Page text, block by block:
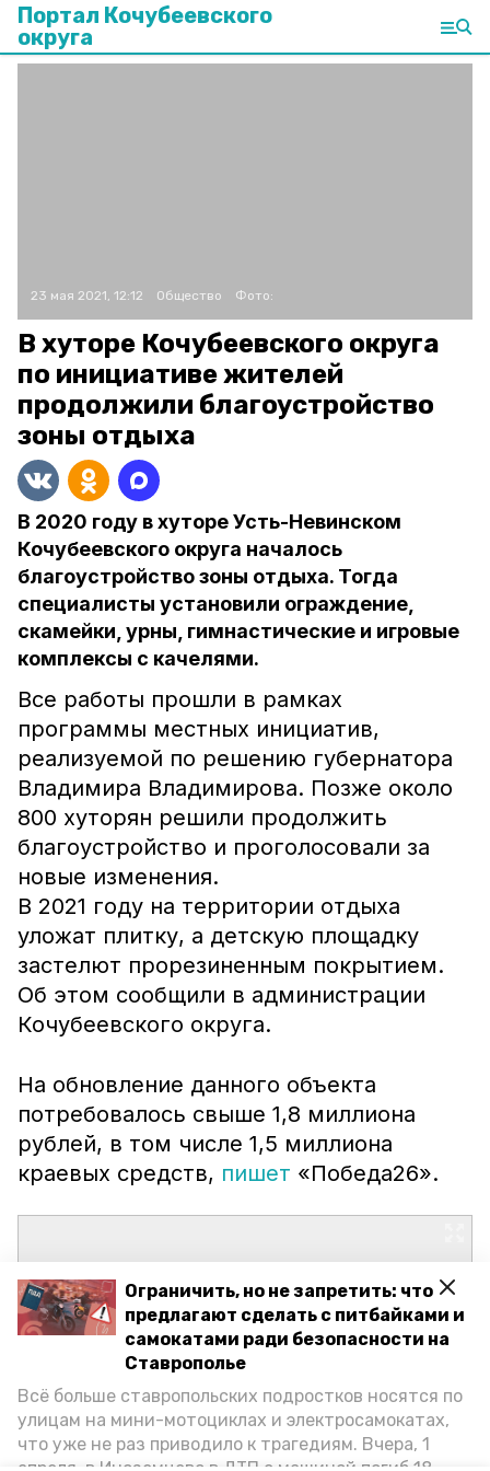
Ограничить, но не запретить: что
предлагают сделать с питбайками и
самокатами ради безопасности на
Ставрополье
Всё больше ставропольских подростков носятся по
улицам на мини-мотоциклах и электросамокатах,
что уже не раз приводило к трагедиям. Вчера, 1
Портал Кочубеевского
округа
23 мая 2021, 12:12 Общество Фото:
В хуторе Кочубеевского округа
по инициативе жителей
продолжили благоустройство
зоны отдыха
В 2020 году в хуторе Усть-Невинском
Кочубеевского округа началось
благоустройство зоны отдыха. Тогда
специалисты установили ограждение,
скамейки, урны, гимнастические и игровые
комплексы с качелями.
Все работы прошли в рамках
программы местных инициатив,
реализуемой по решению губернатора
Владимира Владимирова. Позже около
800 хуторян решили продолжить
благоустройство и проголосовали за
новые изменения.
В 2021 году на территории отдыха
уложат плитку, а детскую площадку
застелют прорезиненным покрытием.
Об этом сообщили в администрации
Кочубеевского округа.
На обновление данного объекта
потребовалось свыше 1,8 миллиона
рублей, в том числе 1,5 миллиона
краевых средств, пишет «Победа26».